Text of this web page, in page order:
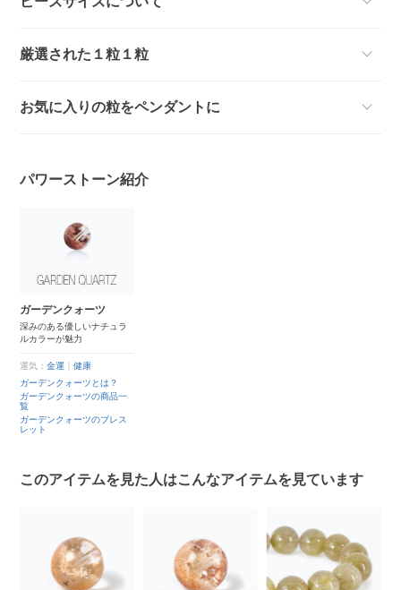
厳選された１粒１粒
お気に入りの粒をペンダントに
パワーストーン紹介
ガーデンクォーツ
深みのある優しいナチュラ
ルカラーが魅力
運気：金運 ｜健康
ガーデンクォーツとは？
ガーデンクォーツの商品一
覧
ガーデンクォーツのブレス
レット
このアイテムを見た人はこんなアイテムを見ています